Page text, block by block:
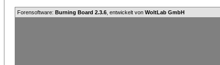
Forensoftware: Burning Board 2.3.6 , entwickelt von WoltLab GmbH